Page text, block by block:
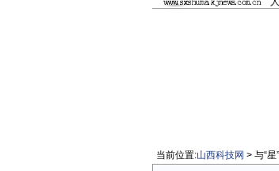
当前位置:山西科技网 > 与“